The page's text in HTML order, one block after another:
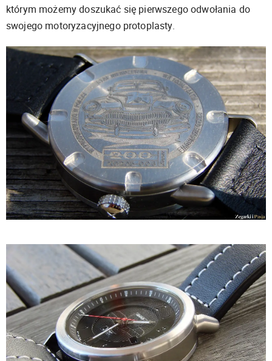
którym możemy doszukać się pierwszego odwołania do
swojego motoryzacyjnego protoplasty.